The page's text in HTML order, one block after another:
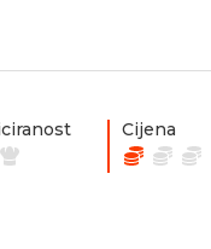
Cijena